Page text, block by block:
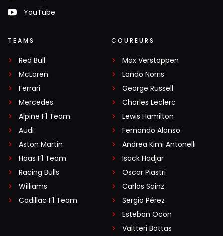
YouTube
TEAMS
Red Bull
McLaren
Ferrari
Mercedes
Alpine F1 Team
Audi
Aston Martin
Haas F1 Team
Racing Bulls
Williams
Cadillac F1 Team
COUREURS
Max Verstappen
Lando Norris
George Russell
Charles Leclerc
Lewis Hamilton
Fernando Alonso
Andrea Kimi Antonelli
Isack Hadjar
Oscar Piastri
Carlos Sainz
Sergio Pérez
Esteban Ocon
Valtteri Bottas